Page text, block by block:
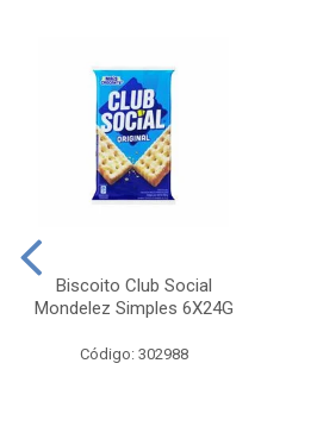
Biscoito Club Social
Mondelez Simples 6X24G
Código: 302988